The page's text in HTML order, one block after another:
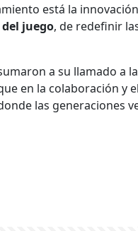
está la
juego, de redefinir
a su llamado a
en la colaboración y
las generaciones